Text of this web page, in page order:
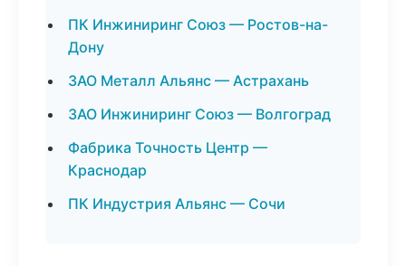
ПК Инжиниринг Союз — Ростов-на-
Дону
ЗАО Металл Альянс — Астрахань
ЗАО Инжиниринг Союз — Волгоград
Фабрика Точность Центр —
Краснодар
ПК Индустрия Альянс — Сочи